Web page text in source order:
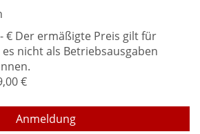
€ Der ermäßigte Preis gilt für
nicht als Betriebsausgaben
€
Anmeldung